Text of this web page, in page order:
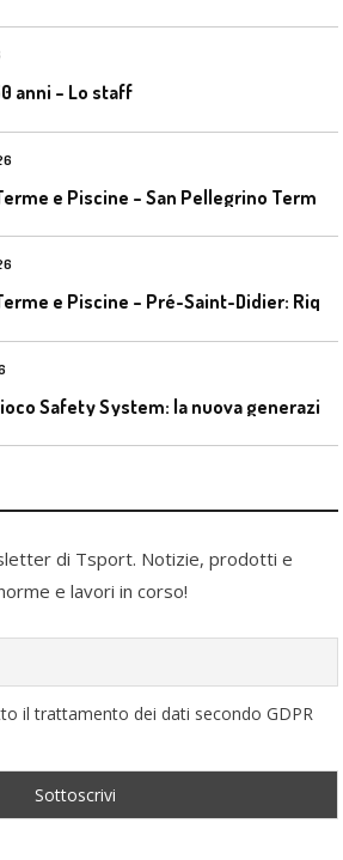
anni – Lo staff
di Tsport. Notizie, prodotti e
e lavori in corso!
il trattamento dei dati secondo GDPR